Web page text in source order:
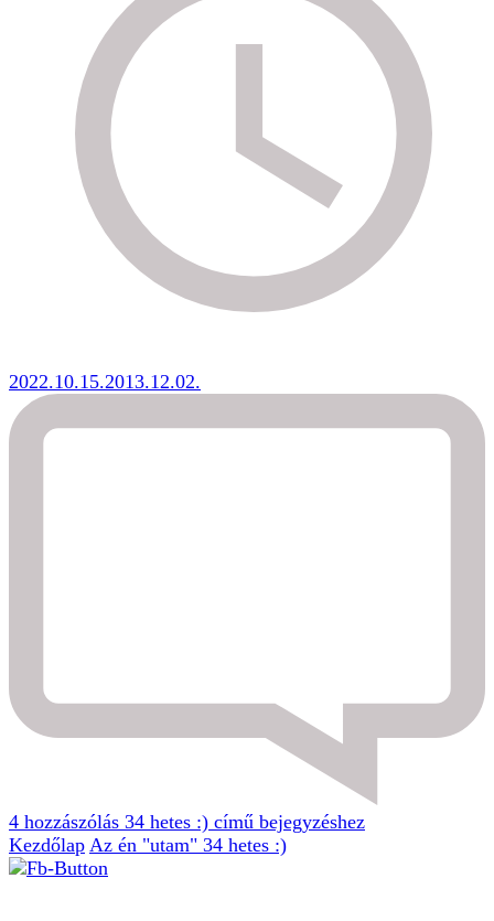
2022.10.15.2013.12.02.
4 hozzászólás 34 hetes :) című bejegyzéshez
Kezdőlap Az én "utam" 34 hetes :)